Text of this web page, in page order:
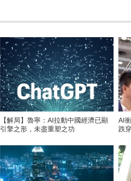
【解局】魯寧：AI拉動中國經濟已顯
引擎之形，未盡重塑之功
AI
跌